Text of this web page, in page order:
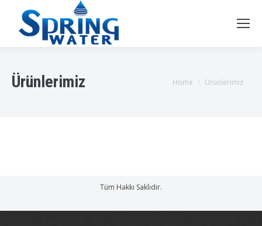
Ürünlerimiz You are here:
Home Ürünlerimiz
Tüm Hakkı Saklıdır.